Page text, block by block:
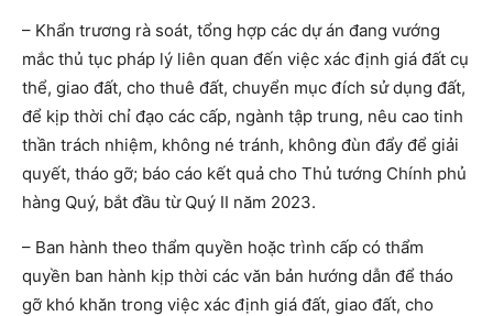
– Khẩn trương rà soát, tổng hợp các dự án đang vướng
mắc thủ tục pháp lý liên quan đến việc xác định giá đất cụ
thể, giao đất, cho thuê đất, chuyển mục đích sử dụng đất,
để kịp thời chỉ đạo các cấp, ngành tập trung, nêu cao tinh
thần trách nhiệm, không né tránh, không đùn đẩy để giải
quyết, tháo gỡ; báo cáo kết quả cho Thủ tướng Chính phủ
hàng Quý, bắt đầu từ Quý II năm 2023.
– Ban hành theo thẩm quyền hoặc trình cấp có thẩm
quyền ban hành kịp thời các văn bản hướng dẫn để tháo
gỡ khó khăn trong việc xác định giá đất, giao đất, cho